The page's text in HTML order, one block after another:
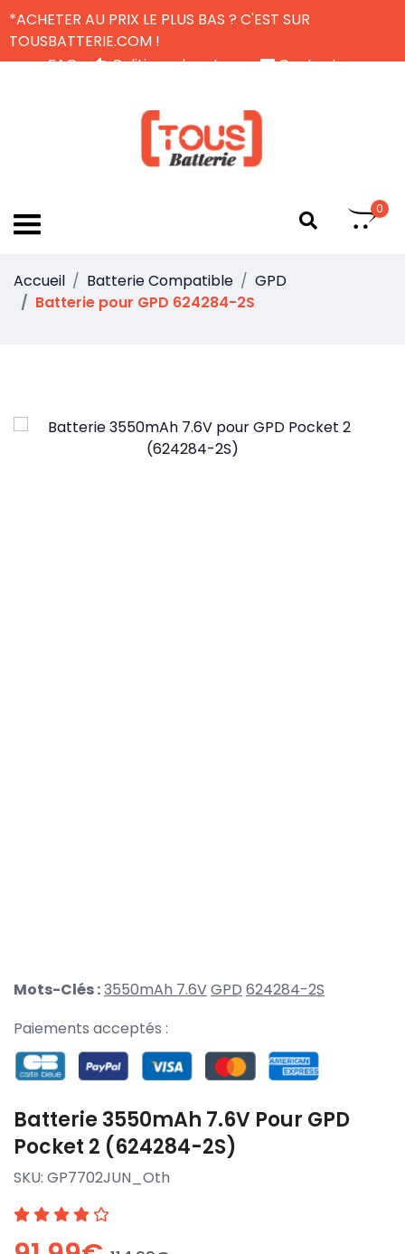
*ACHETER AU PRIX LE PLUS BAS ? C'EST SUR
TOUSBATTERIE.COM !
FAQ
Politique de retour
Contactez-nous
0
Accueil Batterie Compatible
GPD
Batterie pour GPD 624284-2S
Mots-Clés :3550mAh 7.6VGPD 624284-2S
Paiements acceptés :
Batterie 3550mAh 7.6V Pour GPD
Pocket 2 (624284-2S)
SKU: GP7702JUN_Oth